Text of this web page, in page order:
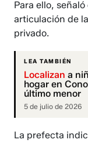
Para ello,
articulación de
privado.
LEA TAMBIÉN
Localizan a
hogar en
último menor
5 de julio de 2026
La prefecta